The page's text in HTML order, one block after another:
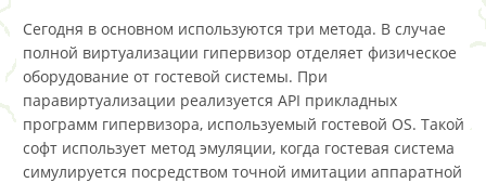
Сегодня в основном используются три метода. В случае
полной виртуализации гипервизор отделяет физическое
оборудование от гостевой системы. При
паравиртуализации реализуется API прикладных
программ гипервизора, используемый гостевой OS. Такой
софт использует метод эмуляции, когда гостевая система
симулируется посредством точной имитации аппаратной